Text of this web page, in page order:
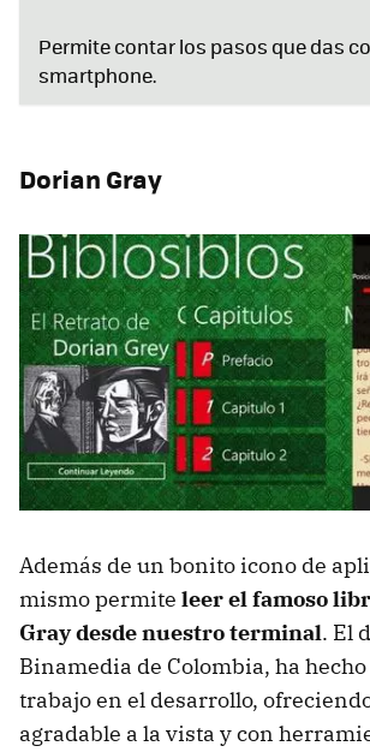
Permite contar los pasos que das
smartphone.
Dorian Gray
Además de un bonito icono de
mismo permite leer el famoso
Gray desde nuestro terminal. El
Binamedia de Colombia, ha
trabajo en el desarrollo,
agradable a la vista y con